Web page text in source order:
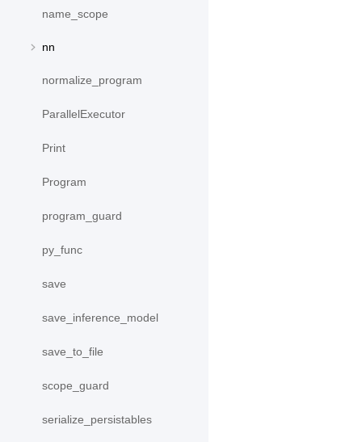
name_scope
nn
normalize_program
ParallelExecutor
Print
Program
program_guard
py_func
save
save_inference_model
save_to_file
scope_guard
serialize_persistables